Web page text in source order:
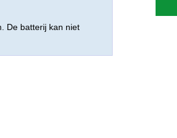
De batterij kan niet